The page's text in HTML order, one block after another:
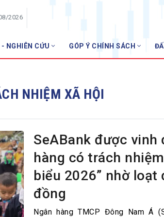
2026
NGHIÊN CỨU GÓP Ý CHÍNH SÁCH
hàng
NHIỆM XÃ HỘI
SeABank được vinh
hàng có trách
biểu 2026” nhờ loạt
đồng
Ngân hàng TMCP Đông Nam Á